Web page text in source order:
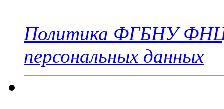
Политика ФГБНУ
персональных данных